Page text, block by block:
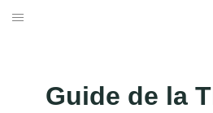
Aller
Guide de la